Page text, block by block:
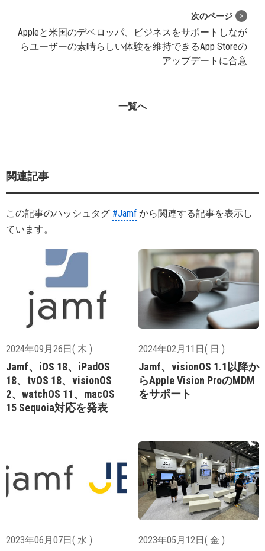
次のページ
Appleと米国のデベロッパ、ビジネスをサポートしなが
らユーザーの素晴らしい体験を維持できるApp Storeの
アップデートに合意
一覧へ
関連記事
この記事のハッシュタグ #Jamf から関連する記事を表示し
ています。
2024年09月26日( 木 )
Jamf、iOS 18、iPadOS
18、tvOS 18、visionOS
2、watchOS 11、macOS
15 Sequoia対応を発表
2024年02月11日( 日 )
Jamf、visionOS 1.1以降か
らApple Vision ProのMDM
をサポート
2023年06月07日( 水 ) 2023年05月12日( 金 )